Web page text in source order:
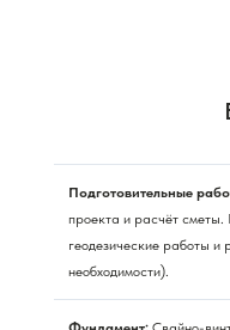
Подготовительные
проекта и расчёт
геодезические работы и
необходимости).